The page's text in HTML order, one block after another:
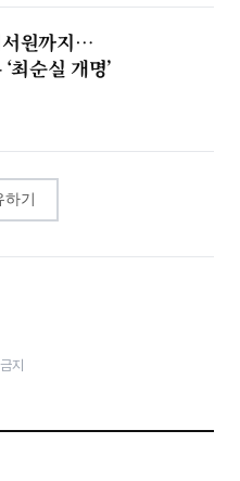
원까지…
최순실 개명’
하기
지